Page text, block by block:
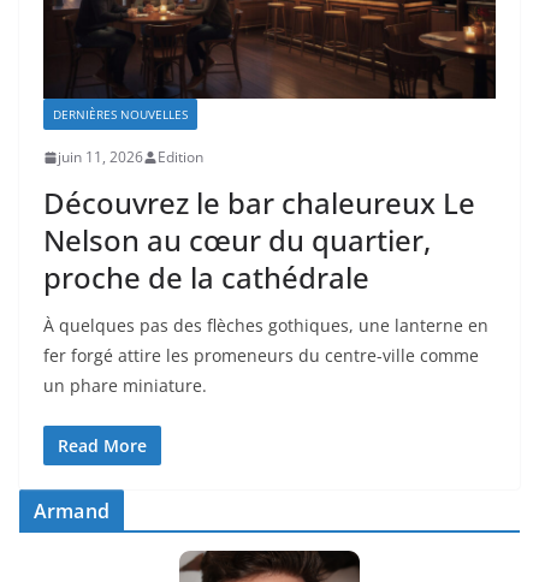
DERNIÈRES NOUVELLES
juin 11, 2026 Edition
Découvrez le bar chaleureux Le
Nelson au cœur du quartier,
proche de la cathédrale
À quelques pas des flèches gothiques, une lanterne en
fer forgé attire les promeneurs du centre-ville comme
un phare miniature.
Read More
Armand